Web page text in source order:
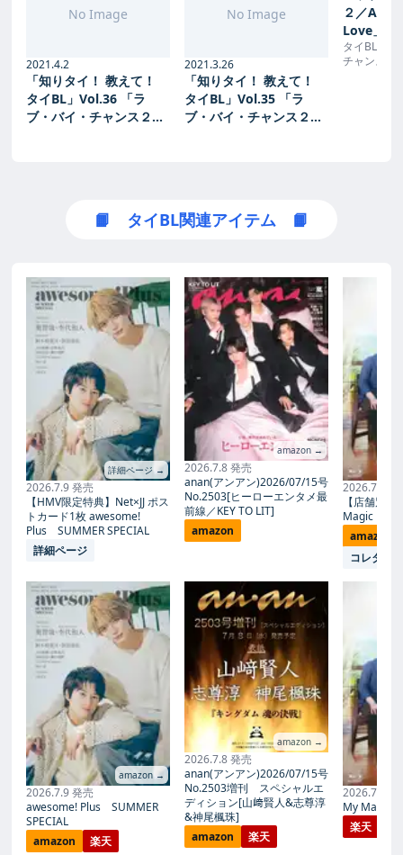
No Image
2021.4.2
「知りタイ！ 教えて！
タイBL」Vol.36 「ラ
ブ・バイ・チャンス２／
No Image
2021.3.26
「知りタイ！ 教えて！
タイBL」Vol.35 「ラ
ブ・バイ・チャンス２／
２／A
Love」動
ト | 楽天
タイBLドラ
チャンス２
📙 タイBL関連アイテム 📙
詳細ページ →
2026.7.9 発売
【HMV限定特典】Net×JJ ポス
トカード1枚 awesome!
Plus SUMMER SPECIAL
詳細ページ
amazon →
2026.7.9 発売
awesome! Plus SUMMER
SPECIAL
amazon
楽天
amazon →
2026.7.8 発売
anan(アンアン)2026/07/15号
No.2503[ヒーローエンタメ最
前線／KEY TO LIT]
amazon
amazon →
2026.7.8 発売
anan(アンアン)2026/07/15号
No.2503増刊 スペシャルエ
ディション[山﨑賢人&志尊淳
&神尾楓珠]
amazon
楽天
2026.7.27
【店舗別
Magic
amazon
コレタメ
2026.7.27
My Magic
楽天